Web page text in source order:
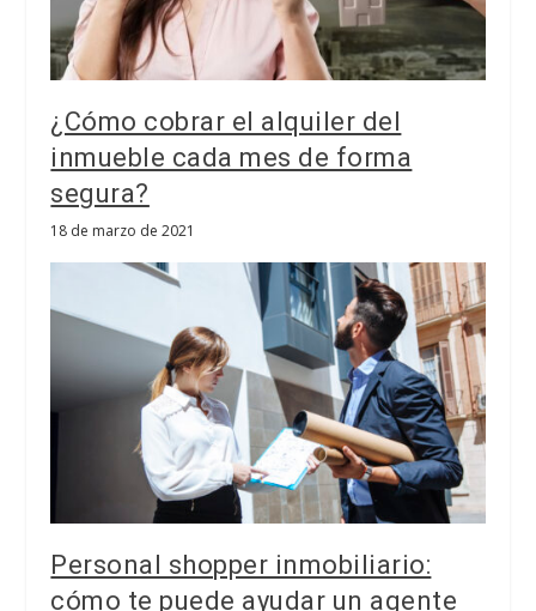
¿Cómo cobrar el alquiler del
inmueble cada mes de forma
segura?
18 de marzo de 2021
Personal shopper inmobiliario:
cómo te puede ayudar un agente